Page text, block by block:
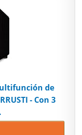
de
- Con 3